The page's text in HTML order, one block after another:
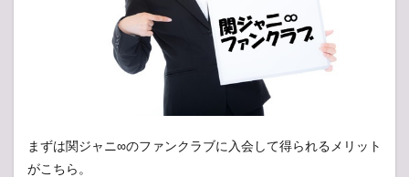
サー
トや
まずは関ジャニ∞のファンクラブに入会して得られるメリット
がこちら。